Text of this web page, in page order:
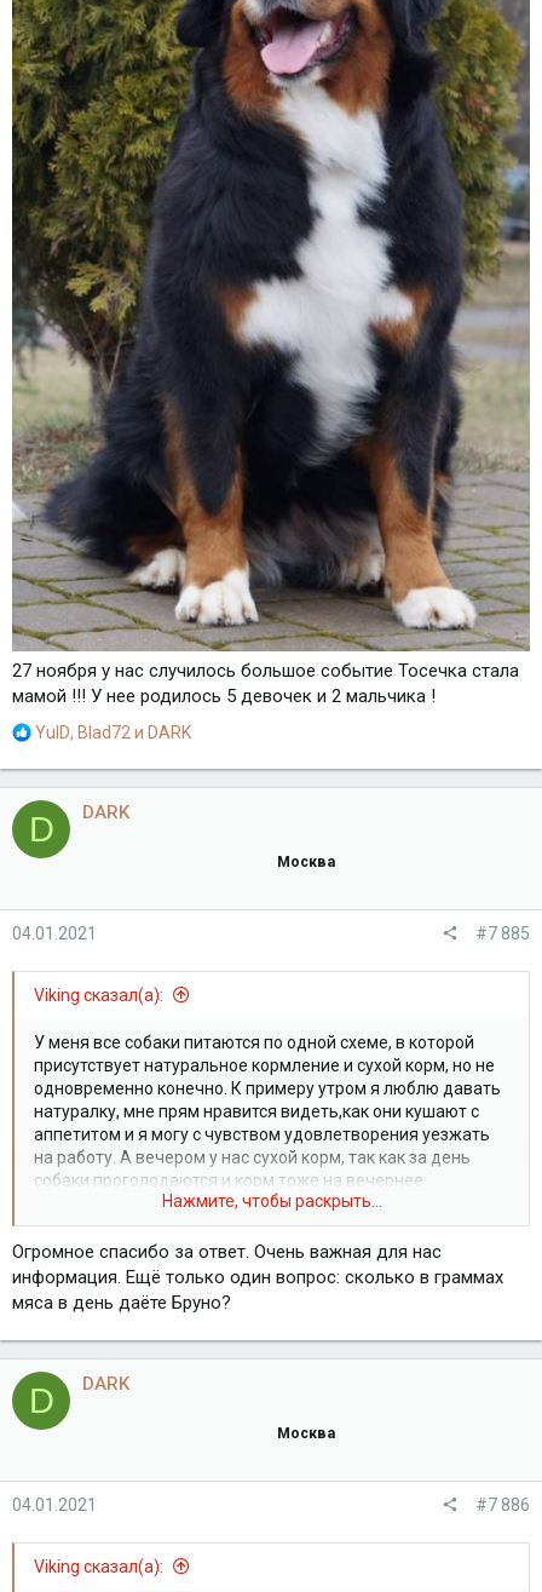
27 ноября у нас случилось большое событие Тосечка стала
мамой !!! У нее родилось 5 девочек и 2 мальчика !
Р
а
к
ц
и
YulD, Blad72 и DARK
D DARK
Москва
04.01.2021 #7 885
Viking сказал(а):
У меня все собаки питаются по одной схеме, в которой
присутствует натуральное кормление и сухой корм, но не
одновременно конечно. К примеру утром я люблю давать
натуралку, мне прям нравится видеть,как они кушают с
аппетитом и я могу с чувством удовлетворения уезжать
на работу. А вечером у нас сухой корм, так как за день
собаки проголодаются и корм тоже на вечернее
кормление едят хорошо. Натуральное кормление у всех
разное ибо к примеру тот же Гордос терпеть не может
фрукты и овощи кушает совсем немного, он любит мясо ,
рубец, куриные шеи ( все сырое ) не очень любит творог,
ест, но не в восторге. А Шелли любит творог, но не очень
любит рубец. У Бруно, как у растущей собаки трехраховое
питание : два раза корм Белькандо и третье кормление
овощи +мясо+ чуть каши (именно чуть-чуть правильно
сваренной) . Мясо -это говядина , с добавлением
рубца,колтыка, хрящей. (сырое )Каша только рис и гречка.
Овощи все по сезону.
Нажмите, чтобы раскрыть...
Огромное спасибо за ответ. Очень важная для нас
информация. Ещё только один вопрос: сколько в граммах
мяса в день даёте Бруно?
D DARK
Москва
04.01.2021 #7 886
Viking сказал(а):